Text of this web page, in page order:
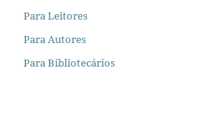
Para Leitores
Para Autores
Para Bibliotecários